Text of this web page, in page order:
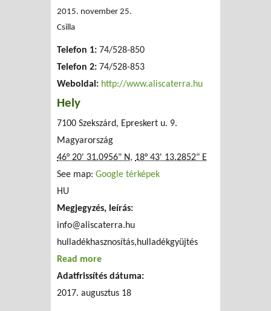
2015. november 25.
Csilla
Telefon 1: 74/528-850
Telefon 2: 74/528-853
Weboldal: http://www.aliscaterra.hu
Hely
7100 Szekszárd, Epreskert u. 9.
Magyarország
46° 20' 31.0956" N, 18° 43' 13.2852" E
See map: Google térképek
HU
Megjegyzés, leírás:
info@aliscaterra.hu
hulladékhasznosítás,hulladékgyüjtés
Read more
Hulladékgazdálkodási Nonprofit Kft.
Adatfrissítés dátuma:
2017. augusztus 18